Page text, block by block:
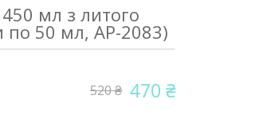
мл з литого
50 мл, AP-2083)
520 ₴ 470 ₴